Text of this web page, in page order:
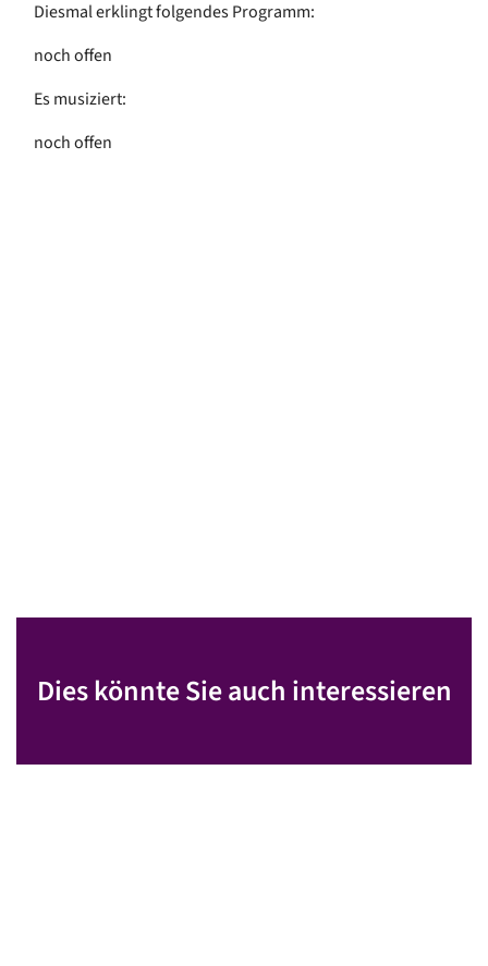
Diesmal erklingt folgendes Programm:
noch offen
Es musiziert:
noch offen
Dies könnte Sie auch interessieren